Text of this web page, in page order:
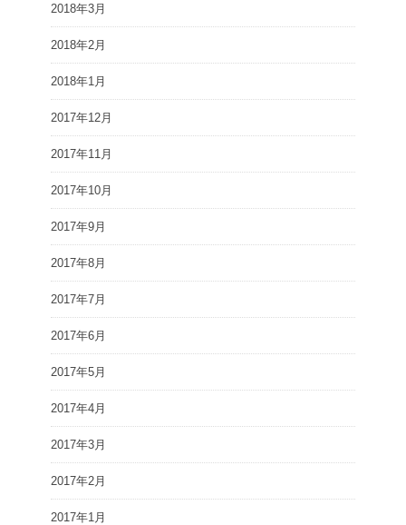
2018年3月
2018年2月
2018年1月
2017年12月
2017年11月
2017年10月
2017年9月
2017年8月
2017年7月
2017年6月
2017年5月
2017年4月
2017年3月
2017年2月
2017年1月